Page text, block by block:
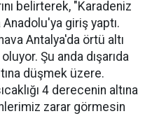
belirterek, "Karadeniz
giriş yaptı.
Antalya'da örtü altı
Şu anda dışarıda
düşmek üzere.
4 derecenin altına
zarar görmesin